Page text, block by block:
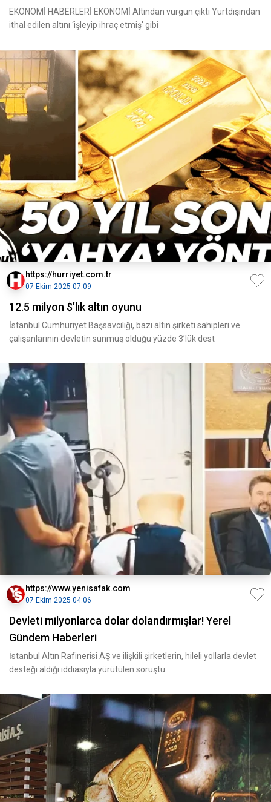
EKONOMİ HABERLERİ EKONOMİ Altından vurgun çıktı Yurtdışından
ithal edilen altını ‘işleyip ihraç etmiş' gibi
https://hurriyet.com.tr
07 Ekim 2025 07:09
12.5 milyon $’lık altın oyunu
İstanbul Cumhuriyet Başsavcılığı, bazı altın şirketi sahipleri ve
çalışanlarının devletin sunmuş olduğu yüzde 3’lük dest
https://www.yenisafak.com
07 Ekim 2025 04:06
Devleti milyonlarca dolar dolandırmışlar! Yerel
Gündem Haberleri
İstanbul Altın Rafinerisi AŞ ve ilişkili şirketlerin, hileli yollarla devlet
desteği aldığı iddiasıyla yürütülen soruştu